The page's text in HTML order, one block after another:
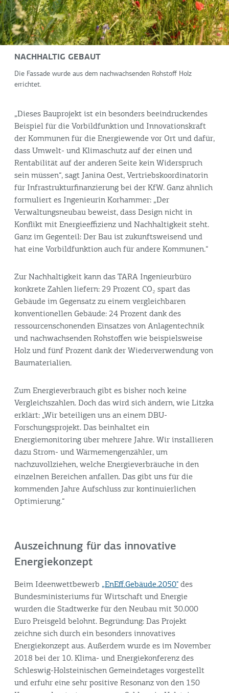
NACHHALTIG GEBAUT
Die Fassade wurde aus dem nachwachsenden Rohstoff Holz
errichtet.
„Dieses Bauprojekt ist ein besonders beeindruckendes
Beispiel für die Vorbildfunktion und Innovationskraft
der Kommunen für die Energiewende vor Ort und dafür,
dass Umwelt- und Klimaschutz auf der einen und
Rentabilität auf der anderen Seite kein Widerspruch
sein müssen“, sagt Janina Oest, Vertriebskoordinatorin
für Infrastrukturfinanzierung bei der KfW. Ganz ähnlich
formuliert es Ingenieurin Korhammer: „Der
Verwaltungsneubau beweist, dass Design nicht in
Konflikt mit Energieeffizienz und Nachhaltigkeit steht.
Ganz im Gegenteil: Der Bau ist zukunftsweisend und
hat eine Vorbildfunktion auch für andere Kommunen.“
Zur Nachhaltigkeit kann das TARA Ingenieurbüro
konkrete Zahlen liefern: 29 Prozent CO₂ spart das
Gebäude im Gegensatz zu einem vergleichbaren
konventionellen Gebäude: 24 Prozent dank des
ressourcenschonenden Einsatzes von Anlagentechnik
und nachwachsenden Rohstoffen wie beispielsweise
Holz und fünf Prozent dank der Wiederverwendung von
Baumaterialien.
Zum Energieverbrauch gibt es bisher noch keine
Vergleichszahlen. Doch das wird sich ändern, wie Litzka
erklärt: „Wir beteiligen uns an einem DBU-
Forschungsprojekt. Das beinhaltet ein
Energiemonitoring über mehrere Jahre. Wir installieren
dazu Strom- und Wärmemengenzähler, um
nachzuvollziehen, welche Energieverbräuche in den
einzelnen Bereichen anfallen. Das gibt uns für die
kommenden Jahre Aufschluss zur kontinuierlichen
Optimierung.“
Auszeichnung für das innovative
Energiekonzept
Beim Ideenwettbewerb „EnEff.Gebäude.2050" des
Bundesministeriums für Wirtschaft und Energie
wurden die Stadtwerke für den Neubau mit 30.000
Euro Preisgeld belohnt. Begründung: Das Projekt
zeichne sich durch ein besonders innovatives
Energiekonzept aus. Außerdem wurde es im November
2018 bei der 10. Klima- und Energiekonferenz des
Schleswig-Holsteinischen Gemeindetages vorgestellt
und erfuhr eine sehr positive Resonanz von den 150